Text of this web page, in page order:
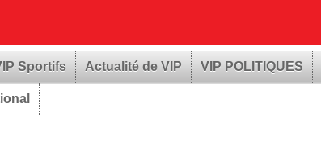
Sportifs Actualité de VIP VIP POLITIQUES